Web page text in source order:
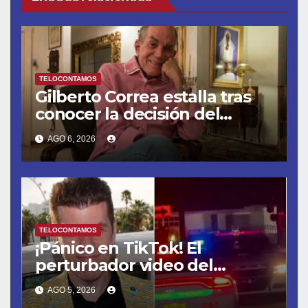
TELOCONTAMOS
Gilberto Correa estalla tras
conocer la decisión del
tribunal en su caso
AGO 6, 2026
TELOCONTAMOS
¡Pánico en TikTok! El
perturbador video del
famoso influencer Perez
Hilton que obligó a sus fans a
AGO 5, 2026